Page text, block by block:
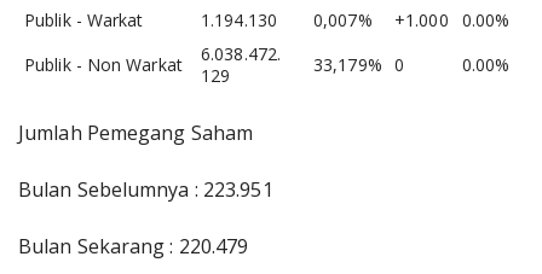
Publik - Warkat
1.194.130 0,007% +1.000
0.00%
Publik - Non Warkat
6.038.472.
129
33,179% 0 0.00%
Jumlah Pemegang Saham
Bulan Sebelumnya : 223.951
Bulan Sekarang : 220.479